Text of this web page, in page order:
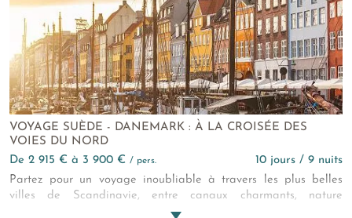
VOYAGE SUÈDE - DANEMARK : À LA CROISÉE DES
VOIES DU NORD
de 2 915 € à 3 900 € / pers.
10 jours / 9 nuits
Partez pour un voyage inoubliable à travers les plus belles
villes de Scandinavie, entre canaux charmants, nature
préservée et découvertes culturelles, le tout en harmonie avec